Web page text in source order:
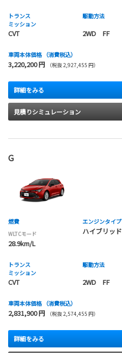
トランス
ミッション
CVT
駆動方法
2WD FF
車両本体価格 （消費税込）
3,220,200 円 （税抜 2,927,455 円）
詳細をみる
見積りシミュレーション
G
燃費
WLTCモード
28.9km/L
エンジンタイプ
ハイブリッド
トランス
ミッション
CVT
駆動方法
2WD FF
車両本体価格 （消費税込）
2,831,900 円 （税抜 2,574,455 円）
詳細をみる